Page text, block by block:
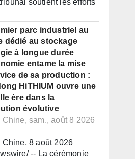
soutient les efforts
parc industriel au
dédié au stockage
à longue durée
entame la mise
de sa production :
HiTHIUM ouvre une
ère dans la
évolutive
Chine, sam., août 8 2026
Chine, 8 août 2026
-- La cérémonie